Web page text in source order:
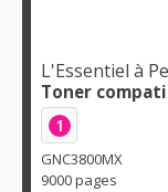
L'Essentiel à
Toner
1
GNC3800MX
9000 pages